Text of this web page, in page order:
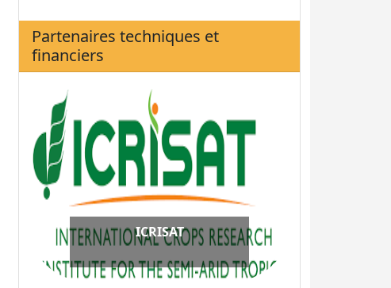
Partenaires techniques et
financiers
ICRISAT
Coopération
Luxembourgeoise au Mali